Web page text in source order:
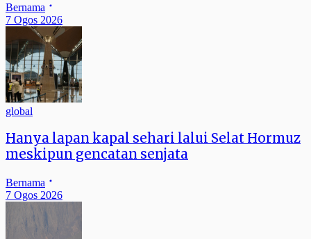
Bernama
7 Ogos 2026
global
Hanya lapan kapal sehari lalui Selat Hormuz
meskipun gencatan senjata
Bernama
7 Ogos 2026